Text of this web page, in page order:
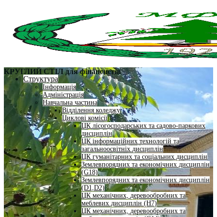
Структура
Інформація
Адміністрація
Навчальна частина
Відділення коледжу
Циклові комісії
ЦК лісогосподарських та садово-паркових
дисциплін
ЦК інформаційних технологій та
загальноосвітніх дисциплін
ЦК гуманітарних та соціальних дисциплін
Землевпорядних та економічних дисциплін
(G18)
Землевпорядних та економічних дисциплін
(D1,D2)
ЦК механічних, деревообробних та
меблевих дисциплін (H7)
ЦК механічних, деревообробних та
КРУГЛИЙ СТІЛ для фінансистів